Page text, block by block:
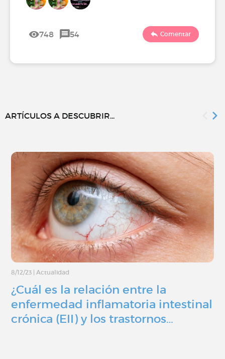
748 54 Comentar
ARTÍCULOS A DESCUBRIR...
8/12/23 Actualidad
¿Cuál es la relación entre la
enfermedad inflamatoria intestinal
crónica (EII) y los trastornos…